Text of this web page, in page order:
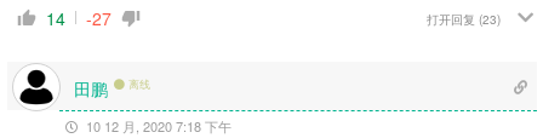
14 -27 打开回复 (23)
田鹏 离线
10 12 月, 2020 7:18 下午